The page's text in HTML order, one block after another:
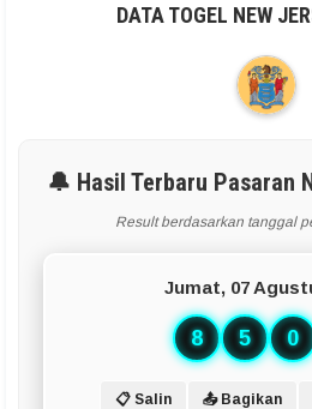
DATA TOGEL NEW
🔔 Hasil Terbaru Pasaran
Result berdasarkan tanggal
Jumat, 07
8 5 0
📋 Salin 📤 Bagikan